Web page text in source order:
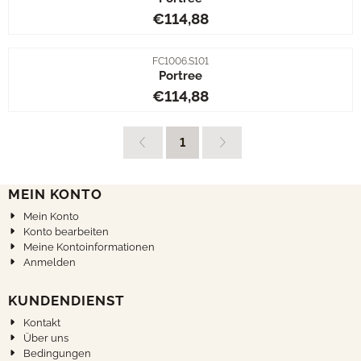
Preis: 114,88
€114,88
Artikelnummer
FC1006.S101
Portree
Preis: 114,88
€114,88
1
MEIN KONTO
Mein Konto
Konto bearbeiten
Meine Kontoinformationen
Anmelden
KUNDENDIENST
Kontakt
Über uns
Bedingungen